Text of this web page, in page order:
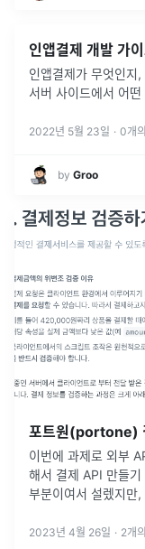
인앱결제 개발 가
인앱결제가 무엇인지
서버 사이드에서 어
2022년 5월 23일 · 0개
by Groo
포트원(portone)
이번에 과제로 외부
해서 결제 API 만들기 실습을 보았다.
부분이여서 설렜지만
잡...
2023년 4월 26일 · 2개